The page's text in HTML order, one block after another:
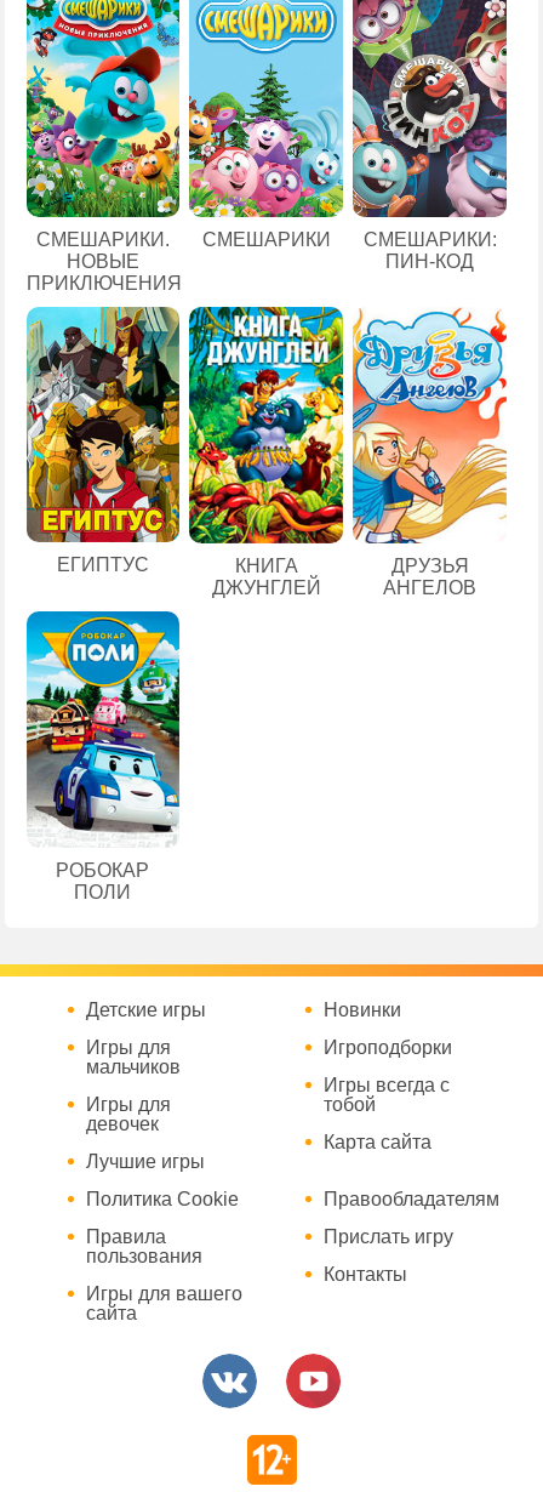
СМЕШАРИКИ.
НОВЫЕ
ПРИКЛЮЧЕНИЯ
СМЕШАРИКИ
СМЕШАРИКИ:
ПИН-КОД
ЕГИПТУС
КНИГА
ДЖУНГЛЕЙ
ДРУЗЬЯ
АНГЕЛОВ
РОБОКАР
ПОЛИ
Детские игры
Игры для
мальчиков
Игры для
девочек
Лучшие игры
Новинки
Игроподборки
Игры всегда с
тобой
Карта сайта
Политика Cookie
Правила
пользования
Игры для вашего
сайта
Правообладателям
Прислать игру
Контакты